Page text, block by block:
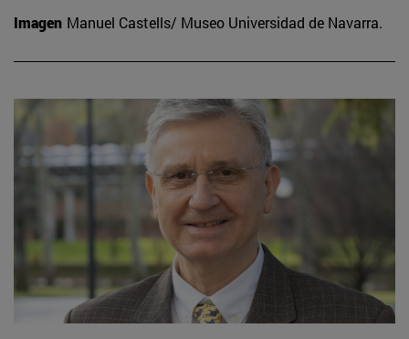
Imagen Manuel Castells/ Museo Universidad de Navarra.